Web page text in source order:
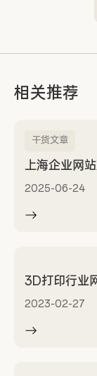
相关推荐
干货文章
上海企业网
2025-06-24
3D打印行业
2023-02-27